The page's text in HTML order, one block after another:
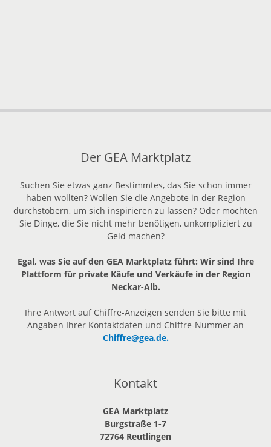
Der GEA Marktplatz
Suchen Sie etwas ganz Bestimmtes, das Sie schon immer
haben wollten? Wollen Sie die Angebote in der Region
durchstöbern, um sich inspirieren zu lassen? Oder möchten
Sie Dinge, die Sie nicht mehr benötigen, unkompliziert zu
Geld machen?
Egal, was Sie auf den GEA Marktplatz führt: Wir sind Ihre
Plattform für private Käufe und Verkäufe in der Region
Neckar-Alb.
Ihre Antwort auf Chiffre-Anzeigen senden Sie bitte mit
Angaben Ihrer Kontaktdaten und Chiffre-Nummer an
Chiffre@gea.de.
Kontakt
GEA Marktplatz
Burgstraße 1-7
72764 Reutlingen